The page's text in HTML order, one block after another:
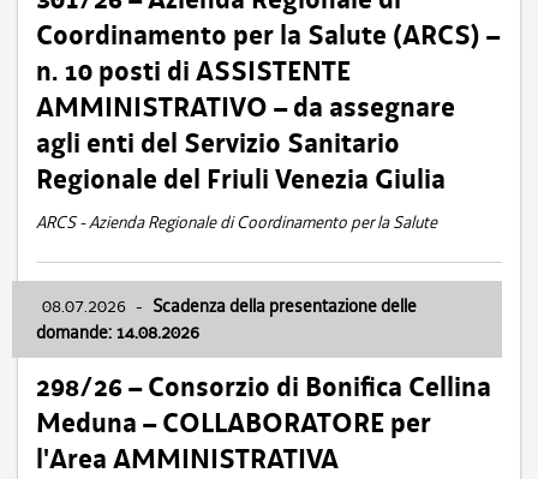
Coordinamento per la Salute (ARCS) –
n. 10 posti di ASSISTENTE
AMMINISTRATIVO – da assegnare
agli enti del Servizio Sanitario
Regionale del Friuli Venezia Giulia
ARCS - Azienda Regionale di Coordinamento per la Salute
08.07.2026 - Scadenza della presentazione delle
domande: 14.08.2026
298/26 – Consorzio di Bonifica Cellina
Meduna – COLLABORATORE per
l'Area AMMINISTRATIVA